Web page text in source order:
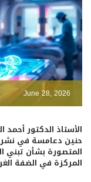
June 28, 2026
الأستاذ الدكتور أحمد
حنين دعامسة في نشر
المتصورة بشأن تبني
المركزة في الضفة